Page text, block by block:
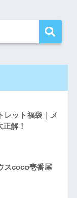
レット福袋｜メ
解！
スcoco壱番屋